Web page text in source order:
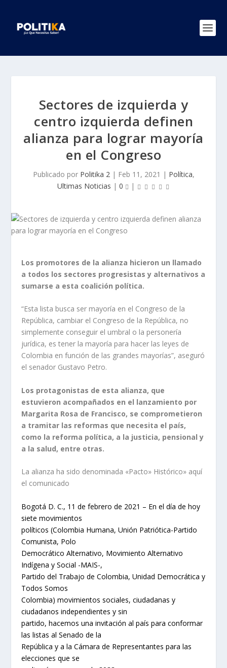
Sectores de izquierda y
centro izquierda definen
alianza para lograr mayoría
en el Congreso
Publicado por Politika 2| Feb 11, 2021 | Política,
Ultimas Noticias | 0 |
Los promotores de la alianza hicieron un llamado
a todos los sectores progresistas y alternativos a
sumarse a esta coalición política.
“Esta lista busca ser mayoría en el Congreso de la
República, cambiar el Congreso de la República, no
simplemente conseguir el umbral o la personería
jurídica, es tener la mayoría para hacer las leyes de
Colombia en función de las grandes mayorías”, aseguró
el senador Gustavo Petro.
Los protagonistas de esta alianza, que
estuvieron acompañados en el lanzamiento por
Margarita Rosa de Francisco, se comprometieron
a tramitar las reformas que necesita el país,
como la reforma política, a la justicia, pensional y
a la salud, entre otras.
La alianza ha sido denominada «Pacto» Histórico» aquí
el comunicado
Bogotá D. C., 11 de febrero de 2021 – En el día de hoy
siete movimientos
políticos (Colombia Humana, Unión Patriótica-Partido
Comunista, Polo
Democrático Alternativo, Movimiento Alternativo
Indígena y Social -MAIS-,
Partido del Trabajo de Colombia, Unidad Democrática y
Todos Somos
Colombia) movimientos sociales, ciudadanas y
ciudadanos independientes y sin
partido, hacemos una invitación al país para conformar
las listas al Senado de la
República y a la Cámara de Representantes para las
elecciones que se